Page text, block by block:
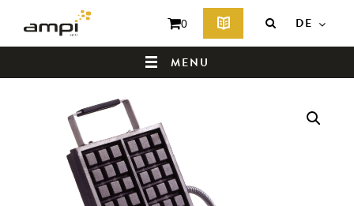
MENU
HOMEPAGE
WER SIND WIR ?
0 DE